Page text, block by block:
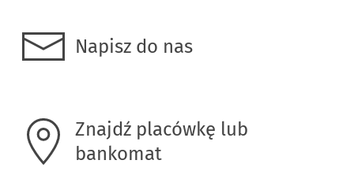
Napisz do nas
Znajdź placówkę lub
bankomat